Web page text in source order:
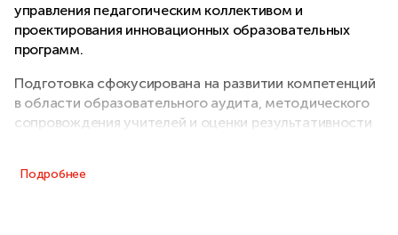
управления педагогическим коллективом и
проектирования инновационных образовательных
программ.
Подготовка сфокусирована на развитии компетенций
в области образовательного аудита, методического
сопровождения учителей и оценки результативности
организациях: руководить предметными кафедрами,
Подробнее